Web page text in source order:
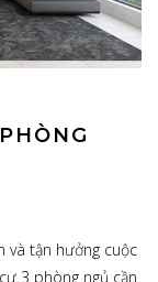
và tận hưởng cuộc
3 phòng ngủ cần